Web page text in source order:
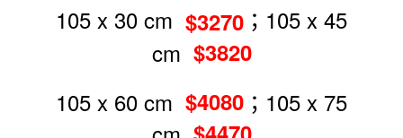
105 x 30 cm $3270 ；105 x 45
cm $3820
105 x 60 cm $4080 ；105 x 75